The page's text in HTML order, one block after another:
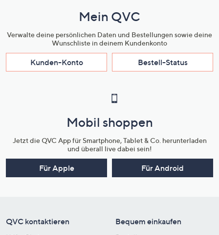
Mein QVC
Verwalte deine persönlichen Daten und Bestellungen sowie deine
Wunschliste in deinem Kundenkonto
Kunden-Konto Bestell-Status
Mobil shoppen
Jetzt die QVC App für Smartphone, Tablet & Co. herunterladen
und überall live dabei sein!
Für Apple Für Android
QVC kontaktieren Bequem einkaufen